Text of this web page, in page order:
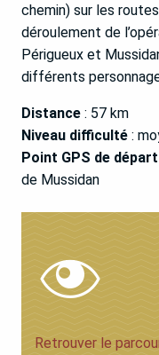
chemin) sur les
déroulement de
Périgueux et
différents
Distance : 57 km
Niveau difficulté :
Point GPS de départ
de Mussidan
Retrouver le